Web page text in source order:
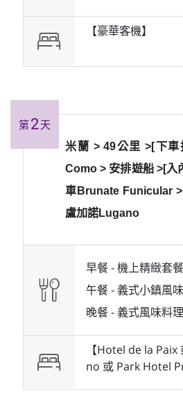
【豪華客機】
第2天
米蘭 > 49公里 >[下
Como > 安排遊船 >[入
車Brunate Funicular
盧加諾Lugano
早餐 -機上精緻套餐
午餐 -義式小鎮風
晚餐 -義式風味料理
【Hotel de la
no 或 Park Hotel